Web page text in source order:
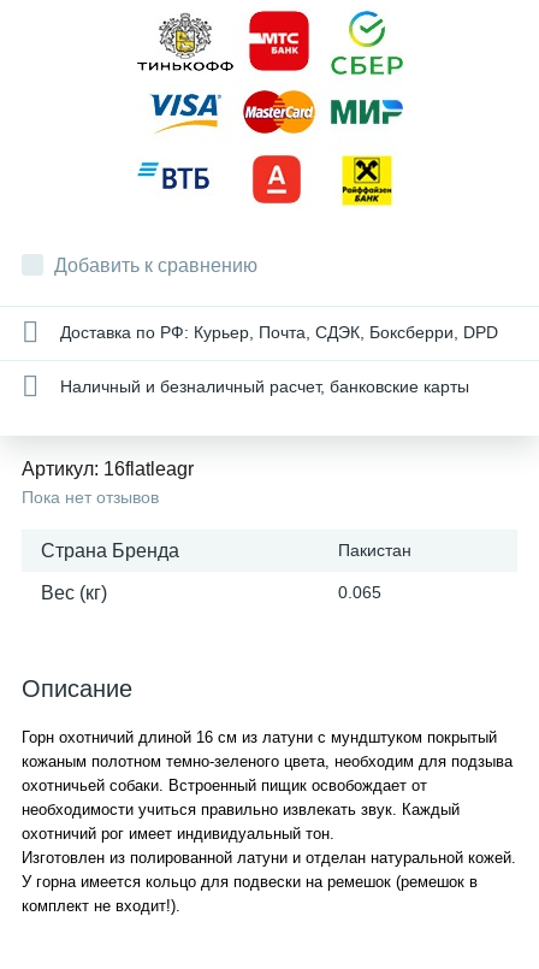
Добавить к сравнению
Доставка по РФ: Курьер, Почта, СДЭК, Боксберри, DPD
Наличный и безналичный расчет, банковские карты
Артикул: 16flatleagr
Пока нет отзывов
Страна Бренда Пакистан
Вес (кг) 0.065
Описание
Горн охотничий длиной 16 см из латуни с мундштуком покрытый
кожаным полотном темно-зеленого цвета, необходим для подзыва
охотничьей собаки. Встроенный пищик освобождает от
необходимости учиться правильно извлекать звук. Каждый
охотничий рог имеет индивидуальный тон.
Изготовлен из полированной латуни и отделан натуральной кожей.
У горна имеется кольцо для подвески на ремешок (ремешок в
комплект не входит!).